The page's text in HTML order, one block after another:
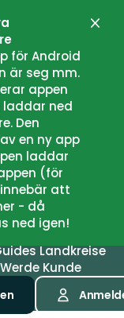
för Android
är seg mm.
appen
laddar ned
Den
en ny app
laddar
(för
att
- då
ned igen!
Landkreise
Werde Kunde